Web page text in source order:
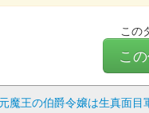
この
こ
魔王の伯爵令嬢は生真面